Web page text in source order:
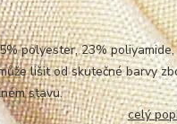
polyester, 23%
lišit od skutečné barvy
ve
celý